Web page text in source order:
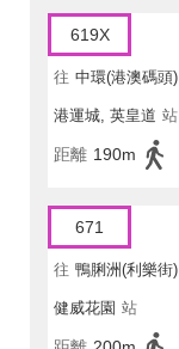
619X
往 中環(港澳碼頭)
港運城, 英皇道 站
距離 190m
671
往 鴨脷洲(利樂街)
健威花園 站